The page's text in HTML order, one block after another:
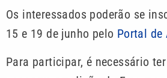
Os interessados poderão se
15 e 19 de junho pelo Portal de
Para participar, é necessário